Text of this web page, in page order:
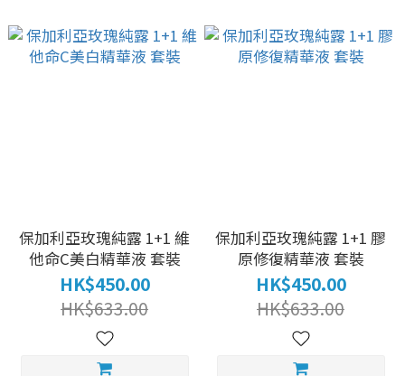
保加利亞玫瑰純露 1+1 維
他命C美白精華液 套裝
HK$450.00
HK$633.00
保加利亞玫瑰純露 1+1 膠
原修復精華液 套裝
HK$450.00
HK$633.00